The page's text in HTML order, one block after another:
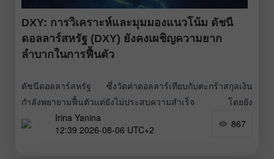
DXY: การวิเคราะห์และมุมมองแนวโน้ม ดัชนี
ดอลลาร์สหรัฐ (DXY) ยังคงเผชิญความยาก
ลำบากในการฟื้นตัว
ดัชนีดอลลาร์สหรัฐ ซึ่งวัดค่าดอลลาร์เทียบกับตะกร้าสกุลเงิน
กำลังพยายามฟื้นตัวแต่ยังไม่ประสบความสำเร็จ โดยยัง
เคลื่อนไหวใกล้ระดับต่ำสุดนับตั้งแต่วันที่ 17 มิถุนายนซึ่งทำไว้
เมื่อวันจันทร์ ขณะที่นักเทรดรอความคืบหน้าต่อไปของวิกฤต
Irina Yanina
12:39 2026-08-06 UTC+2
867